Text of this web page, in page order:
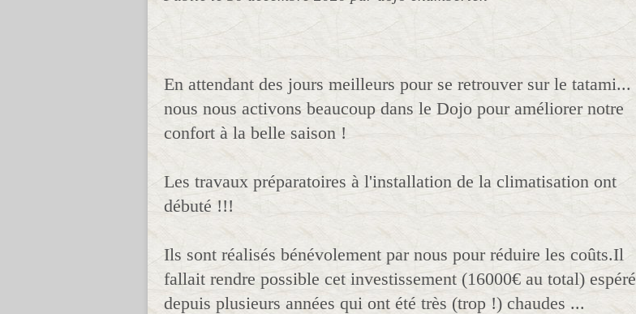
En attendant des jours meilleurs pour se retrouver sur le tatami...
nous nous activons beaucoup dans le Dojo pour améliorer notre
confort à la belle saison !
Les travaux préparatoires à l'installation de la climatisation ont
débuté !!!
Ils sont réalisés bénévolement par nous pour réduire les coûts.Il
fallait rendre possible cet investissement (16000€ au total) espéré
depuis plusieurs années qui ont été très (trop !) chaudes ...